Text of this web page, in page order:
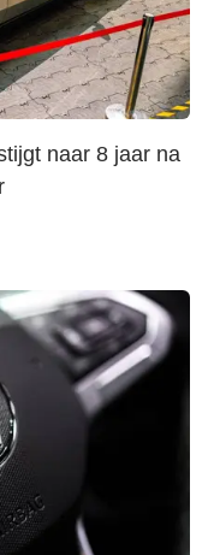
naar 8 jaar na